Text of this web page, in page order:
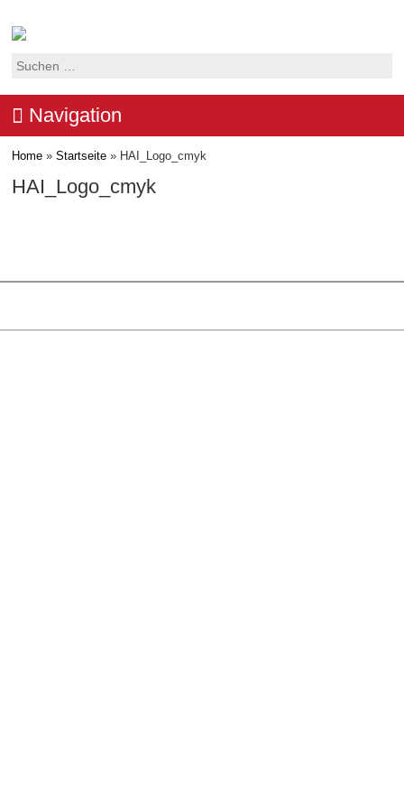
Suchen
Navigation
Home » Startseite » HAI_Logo_cmyk
HAI_Logo_cmyk